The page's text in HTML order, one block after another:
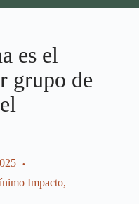
es el
grupo de
Impacto,